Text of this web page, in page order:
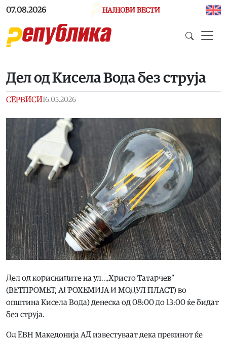
Skip to main content
07.08.2026 НАЈНОВИ ВЕСТИ
Дел од Кисела Вода без струја
СЕРВИСИ16.05.2026
Дел од корисниците на ул..„Христо Татарчев“
(ВЕТПРОМЕТ, АГРОХЕМИЈА И МОДУЛ ПЛАСТ) во
општина Кисела Вода) денеска од 08:00 до 13:00 ќе бидат
без струја.
Од ЕВН Македонија АД известуваат дека прекинот ќе